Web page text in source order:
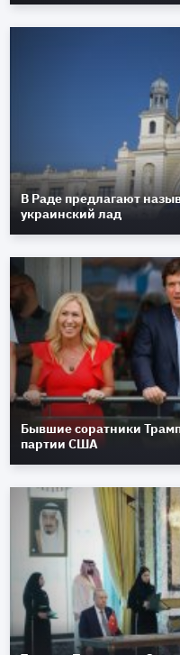
В Раде предлагают
украинский лад
Бывшие соратники
партии США